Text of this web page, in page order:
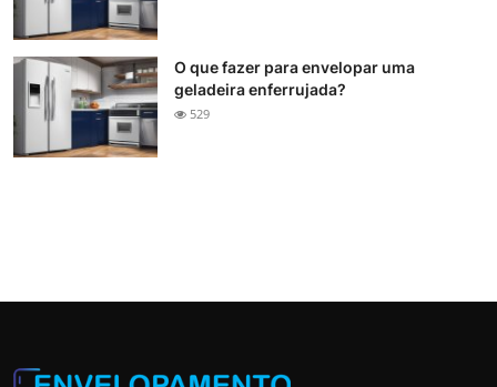
O que fazer para envelopar uma
geladeira enferrujada?
529